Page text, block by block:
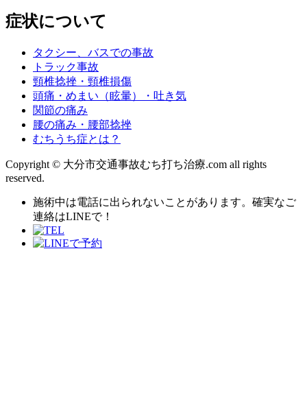
症状について
タクシー、バスでの事故
トラック事故
頸椎捻挫・頸椎損傷
頭痛・めまい（眩暈）・吐き気
関節の痛み
腰の痛み・腰部捻挫
むちうち症とは？
Copyright © 大分市交通事故むち打ち治療.com all rights
reserved.
施術中は電話に出られないことがあります。確実なご
連絡はLINEで！